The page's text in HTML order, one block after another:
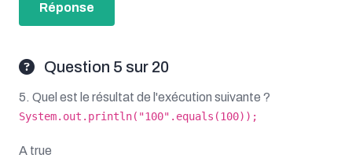
Réponse
Question 5 sur 20
5. Quel est le résultat de l'exécution suivante ?
System.out.println("100".equals(100));
A true